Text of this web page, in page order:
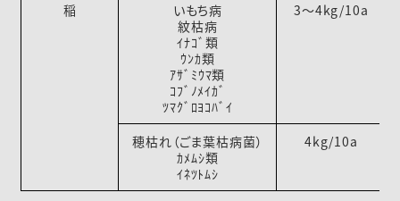
稲
いもち病
紋枯病
ｲﾅｺﾞ類
ｳﾝｶ類
ｱｻﾞﾐｳﾏ類
ｺﾌﾞﾉﾒｲｶﾞ
ﾂﾏｸﾞﾛﾖｺﾊﾞｲ
3～4kg/10a
穂枯れ（ごま葉枯病菌）
ｶﾒﾑｼ類
ｲﾈﾂﾄﾑｼ
4kg/10a